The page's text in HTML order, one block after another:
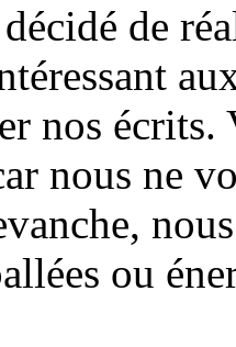
de
nos écrits.
nous ne
ou